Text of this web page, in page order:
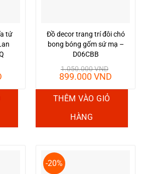
tứ
Đồ decor trang trí đôi chó
bong bóng gốm sứ mạ –
D06CBB
1.050.000VND
Giá
là:
1.050.000 VND.
899.000VND
THÊM VÀO GIỎ
HÀNG
-20%